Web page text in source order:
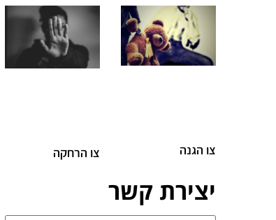
צו הגנה צו הרחקה
יצירת קשר